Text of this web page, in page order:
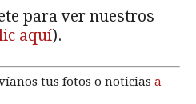
para ver nuestros
aquí).
tus fotos o noticias a